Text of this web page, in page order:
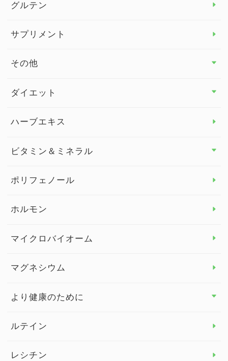
グルテン
サプリメント
その他
その他 トップ
健康セミナー
ダイエット
ダイエット トップ
ハーブエキス
ビタミン＆ミネラル
ビタミン＆ミネラル トップ
ビタミンE
ポリフェノール
ホルモン
マイクロバイオーム
マグネシウム
より健康のために
より健康のために トップ
ルテイン
レシチン